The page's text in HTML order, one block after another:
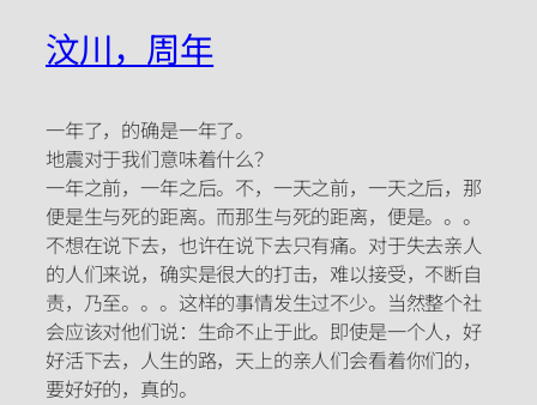
汶川，周年
一年了，的确是一年了。
地震对于我们意味着什么？
一年之前，一年之后。不，一天之前，一天之后，那
便是生与死的距离。而那生与死的距离，便是。。。
不想在说下去，也许在说下去只有痛。对于失去亲人
的人们来说，确实是很大的打击，难以接受，不断自
责，乃至。。。这样的事情发生过不少。当然整个社
会应该对他们说：生命不止于此。即使是一个人，好
好活下去，人生的路，天上的亲人们会看着你们的，
要好好的，真的。